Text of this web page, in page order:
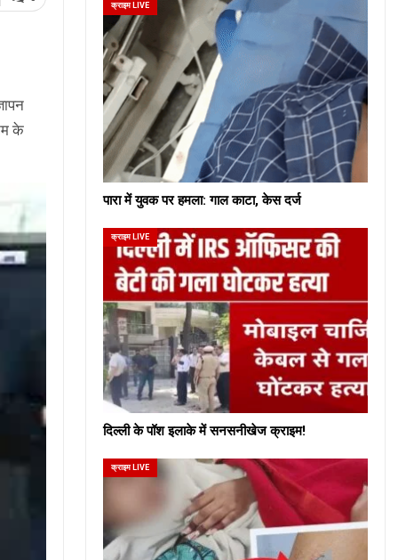
के
क्राइम LIVE
पारा में युवक पर हमला: गाल काटा, केस दर्ज
क्राइम LIVE
दिल्ली के पॉश इलाके में सनसनीखेज क्राइम!
क्राइम LIVE